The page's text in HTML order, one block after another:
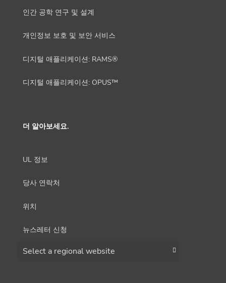
인간 공학 연구 및 설계
개인정보 보호 및 보안 서비스
디지털 애플리케이션: RAMS®
디지털 애플리케이션: OPUS™
더 알아보세요.
UL 정보
당사 연락처
위치
뉴스레터 신청